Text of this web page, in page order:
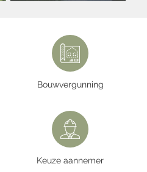
Bouwvergunning
Keuze aannemer